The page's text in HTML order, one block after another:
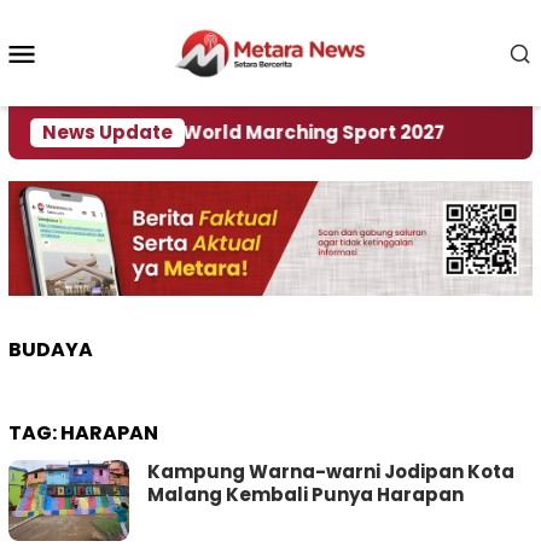
konten
News Update
Tuan Rumah World Marching Sport 2027
BUDAYA
TAG:HARAPAN
Kampung Warna-warni Jodipan Kota
Malang Kembali Punya Harapan